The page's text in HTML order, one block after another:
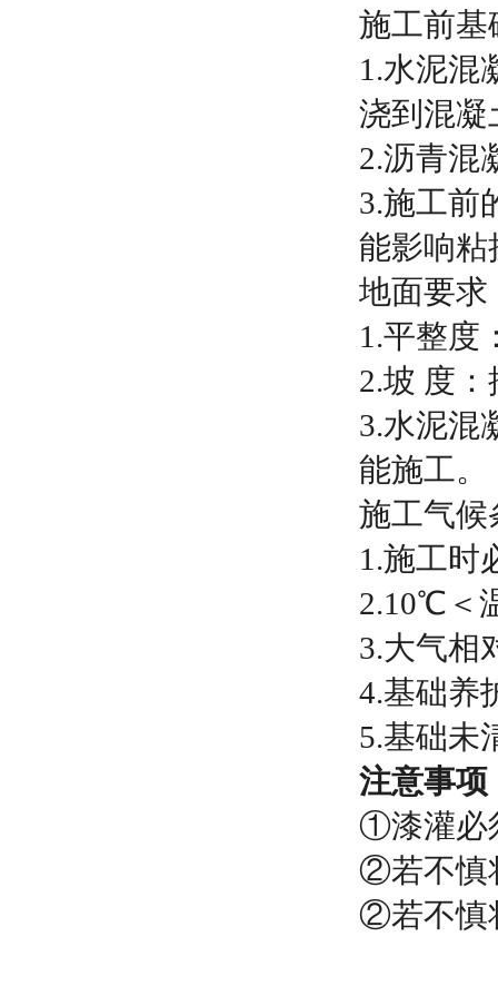
施工前基
1.水泥混
浇到混凝
2.沥青混
3.施工前
能影响粘
地面要求
1.平整度
2.坡 度
3.水泥混
能施工。
施工气候
1.施工时
2.10℃＜
3.大气相
4.基础养
5.基础未
注意事项
①漆灌必
②若不慎
②若不慎